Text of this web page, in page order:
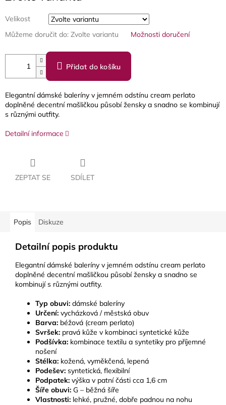
Velikost
Můžeme doručit do: Zvolte variantu Možnosti doručení
Přidat do košíku
Elegantní dámské baleríny v jemném odstínu cream perlato
doplněné decentní mašličkou působí žensky a snadno se kombinují
s různými outfity.
Detailní informace
ZEPTAT SE SDÍLET
Popis Diskuze
Detailní popis produktu
Elegantní dámské baleríny v jemném odstínu cream perlato
doplněné decentní mašličkou působí žensky a snadno se
kombinují s různými outfity.
Typ obuvi: dámské baleríny
Určení: vycházková / městská obuv
Barva: béžová (cream perlato)
Svršek: pravá kůže v kombinaci syntetické kůže
Podšívka: kombinace textilu a syntetiky pro příjemné
nošení
Stélka: kožená, vyměkčená, lepená
Podešev: syntetická, flexibilní
Podpatek: výška v patní části cca 1,6 cm
Šíře obuvi: G – běžná šíře
Vlastnosti: lehké, pružné, dobře padnou na nohu